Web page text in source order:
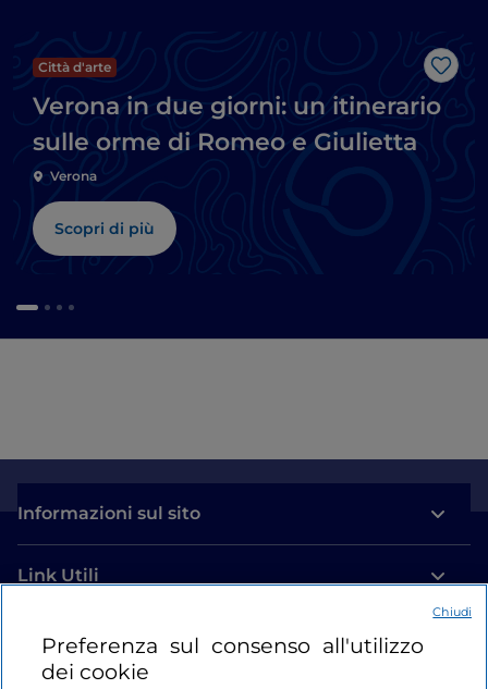
Like
Città d'arte
Verona in due giorni: un itinerario
sulle orme di Romeo e Giulietta
Verona
Scopri di più
Informazioni sul sito
Link Utili
Login
Restiamo in contatto
Preferenza sul consenso all'utilizzo
dei cookie
Chiudi